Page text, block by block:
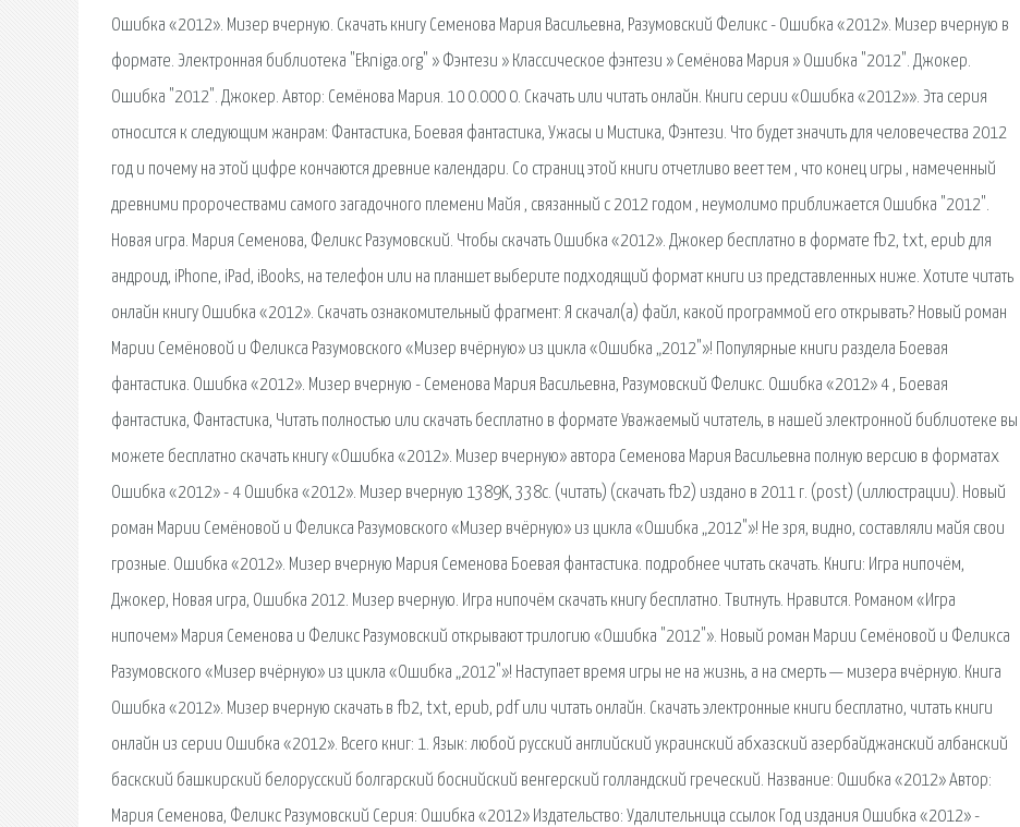
Ошибка «2012». Мизер вчерную. Скачать книгу Семенова Мария Васильевна, Разумовский Феликс - Ошибка «2012». Мизер вчерную в
формате. Электронная библиотека "Ekniga.org" » Фэнтези » Классическое фэнтези » Семёнова Мария » Ошибка "2012". Джокер.
Ошибка "2012". Джокер. Автор: Семёнова Мария. 10 0.000 0. Скачать или читать онлайн. Книги серии «Ошибка «2012»». Эта серия
относится к следующим жанрам: Фантастика, Боевая фантастика, Ужасы и Мистика, Фэнтези. Что будет значить для человечества 2012
год и почему на этой цифре кончаются древние календари. Со страниц этой книги отчетливо веет тем , что конец игры , намеченный
древними пророчествами самого загадочного племени Майя , связанный с 2012 годом , неумолимо приближается Ошибка "2012".
Новая игра. Мария Семенова, Феликс Разумовский. Чтобы скачать Ошибка «2012». Джокер бесплатно в формате fb2, txt, epub для
андроид, iPhone, iPad, iBooks, на телефон или на планшет выберите подходящий формат книги из представленных ниже. Хотите читать
онлайн книгу Ошибка «2012». Скачать ознакомительный фрагмент: Я скачал(а) файл, какой программой его открывать? Новый роман
Марии Семёновой и Феликса Разумовского «Мизер вчёрную» из цикла «Ошибка „2012"»! Популярные книги раздела Боевая
фантастика. Ошибка «2012». Мизер вчерную - Семенова Мария Васильевна, Разумовский Феликс. Ошибка «2012» 4 , Боевая
фантастика, Фантастика, Читать полностью или скачать бесплатно в формате Уважаемый читатель, в нашей электронной библиотеке вы
можете бесплатно скачать книгу «Ошибка «2012». Мизер вчерную» автора Семенова Мария Васильевна полную версию в форматах
Ошибка «2012» - 4 Ошибка «2012». Мизер вчерную 1389K, 338с. (читать) (скачать fb2) издано в 2011 г. (post) (иллюстрации). Новый
роман Марии Семёновой и Феликса Разумовского «Мизер вчёрную» из цикла «Ошибка „2012"»! Не зря, видно, составляли майя свои
грозные. Ошибка «2012». Мизер вчерную Мария Семенова Боевая фантастика. подробнее читать скачать. Книги: Игра нипочём,
Джокер, Новая игра, Ошибка 2012. Мизер вчерную. Игра нипочём скачать книгу бесплатно. Твитнуть. Нравится. Романом «Игра
нипочем» Мария Семенова и Феликс Разумовский открывают трилогию «Ошибка "2012"». Новый роман Марии Семёновой и Феликса
Разумовского «Мизер вчёрную» из цикла «Ошибка „2012"»! Наступает время игры не на жизнь, а на смерть — мизера вчёрную. Книга
Ошибка «2012». Мизер вчерную скачать в fb2, txt, epub, pdf или читать онлайн. Скачать электронные книги бесплатно, читать книги
онлайн из серии Ошибка «2012». Всего книг: 1. Язык: любой русский английский украинский абхазский азербайджанский албанский
баскский башкирский белорусский болгарский боснийский венгерский голландский греческий. Название: Ошибка «2012» Автор:
Мария Семенова, Феликс Разумовский Серия: Ошибка «2012» Издательство: Удалительница ссылок Год издания Ошибка «2012» -